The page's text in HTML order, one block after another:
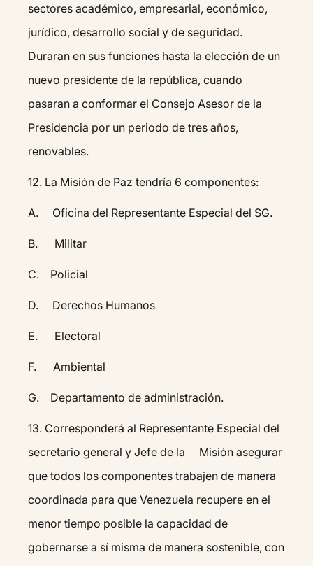
sectores académico, empresarial, económico,
jurídico, desarrollo social y de seguridad.
Duraran en sus funciones hasta la elección de un
nuevo presidente de la república, cuando
pasaran a conformar el Consejo Asesor de la
Presidencia por un periodo de tres años,
renovables.
12.⁠ ⁠La Misión de Paz tendría 6 componentes:
A. Oficina del Representante Especial del SG.
B. Militar
C. Policial
D. Derechos Humanos
E. Electoral
F. Ambiental
G. Departamento de administración.
13.⁠ ⁠Corresponderá al Representante Especial del
secretario general y Jefe de la Misión asegurar
que todos los componentes trabajen de manera
coordinada para que Venezuela recupere en el
menor tiempo posible la capacidad de
gobernarse a sí misma de manera sostenible, con